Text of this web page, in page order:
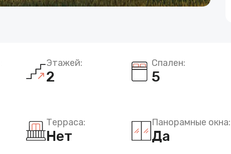
Этажей:
2
Спален:
5
Терраса:
Нет
Панорамные окна:
Да